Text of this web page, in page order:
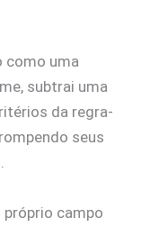
como uma
subtrai uma
da regra-
seus
próprio campo